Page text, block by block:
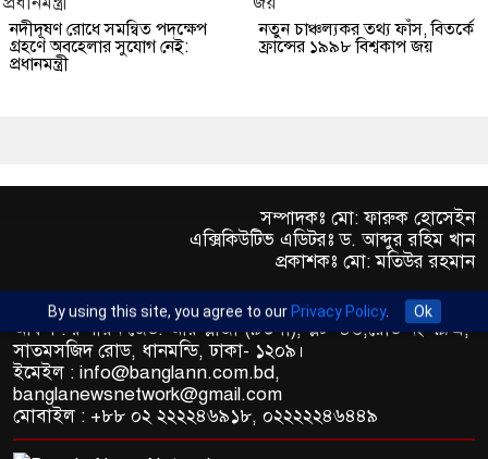
নদীদূষণ রোধে সমন্বিত পদক্ষেপ
গ্রহণে অবহেলার সুযোগ নেই:
প্রধানমন্ত্রী
নতুন চাঞ্চল্যকর তথ্য ফাঁস, বিতর্কে
ফ্রান্সের ১৯৯৮ বিশ্বকাপ জয়
সম্পাদকঃ মো: ফারুক হোসেইন
এক্সিকিউটিভ এডিটরঃ ড. আব্দুর রহিম খান
প্রকাশকঃ মো: মতিউর রহমান
অফিস : রুপায়ন জেড. আর প্লাজা (৯তলা), প্লট- ৪৬,রোড নং- ৯/এ,
সাতমসজিদ রোড, ধানমন্ডি, ঢাকা- ১২০৯।
ইমেইল : info@banglann.com.bd,
banglanewsnetwork@gmail.com
মোবাইল : +৮৮ ০২ ২২২২৪৬৯১৮, ০২২২২২৪৬৪৪৯
By using this site, you agree to our Privacy Policy. Ok